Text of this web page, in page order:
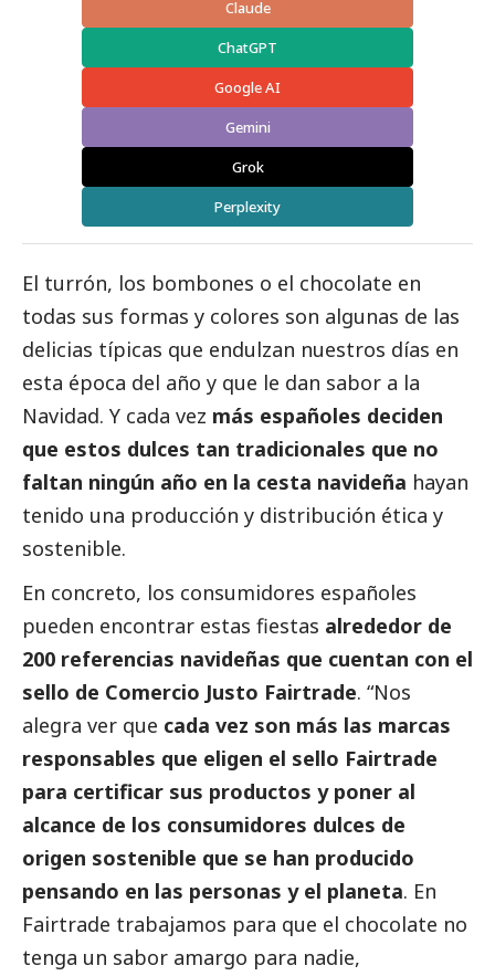
Claude
ChatGPT
Google AI
Gemini
Grok
Perplexity
El turrón, los bombones o el chocolate en
todas sus formas y colores son algunas de las
delicias típicas que endulzan nuestros días en
esta época del año y que le dan sabor a la
Navidad. Y cada vez más españoles deciden
que estos dulces tan tradicionales que no
faltan ningún año en la cesta navideña hayan
tenido una producción y distribución ética y
sostenible.
En concreto, los consumidores españoles
pueden encontrar estas fiestas alrededor de
200 referencias navideñas que cuentan con el
sello de Comercio Justo Fairtrade. “Nos
alegra ver que cada vez son más las marcas
responsables que eligen el sello Fairtrade
para certificar sus productos y poner al
alcance de los consumidores dulces de
origen sostenible que se han producido
pensando en las personas y el planeta. En
Fairtrade trabajamos para que el chocolate no
tenga un sabor amargo para nadie,